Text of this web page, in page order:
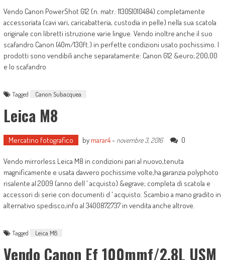
Vendo Canon PowerShot G12 (n. matr.: 113051010484) completamente
accessoriata (cavi vari, caricabatteria, custodia in pelle) nella sua scatola
originale con libretti istruzione varie lingue. Vendo inoltre anche il suo
scafandro Canon (40m/130ft.) in perfette condizioni usato pochissimo. I
prodotti sono vendibili anche separatamente: Canon G12 &euro; 200,00
e lo scafandro
Tagged Canon Subacquea
Leica M8
Mercatino fotografico by marar4- novembre 3, 2016 0
Vendo mirrorless Leica M8 in condizioni pari al nuovo,tenuta
magnificamente e usata davvero pochissime volte,ha garanzia polyphoto
risalente al 2009 (anno dell ' acquisto) &egrave; completa di scatola e
accessori di serie con documenti d ' acquisto. Scambio a mano gradito in
alternativo spedisco,info al 3400872737 in vendita anche altrove.
Tagged Leica M8
Vendo Canon Ef 100mmf/2.8L USM